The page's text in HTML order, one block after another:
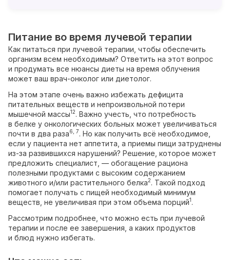
Питание во время лучевой терапии
Как питаться при лучевой терапии, чтобы обеспечить
организм всем необходимым? Ответить на этот вопрос
и продумать все нюансы диеты на время облучения
может ваш врач-онколог или диетолог.
На этом этапе очень важно избежать дефицита
питательных веществ и непроизвольной потери
мышечной массы12. Важно учесть, что потребность
в белке у онкологических больных может увеличиваться
почти в два раза6, 7. Но как получить всё необходимое,
если у пациента нет аппетита, а приемы пищи затруднены
из-за развившихся нарушений? Решение, которое может
предложить специалист, — обогащение рациона
полезными продуктами с высоким содержанием
животного и/или растительного белка2. Такой подход
помогает получать с пищей необходимый минимум
веществ, не увеличивая при этом объема порций1 .
Рассмотрим подробнее, что можно есть при лучевой
терапии и после ее завершения, а каких продуктов
и блюд нужно избегать.